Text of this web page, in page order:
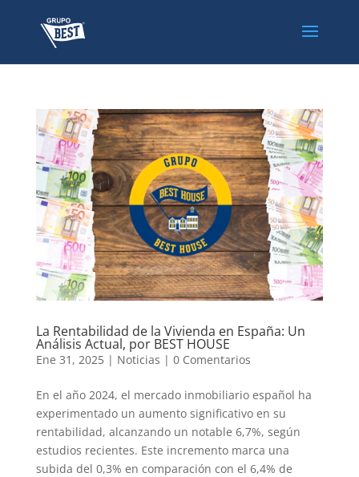
La Rentabilidad de la Vivienda en España: Un
Análisis Actual, por BEST HOUSE
Ene 31, 2025| Noticias | 0 Comentarios
En el año 2024, el mercado inmobiliario español ha
experimentado un aumento significativo en su
rentabilidad, alcanzando un notable 6,7%, según
estudios recientes. Este incremento marca una
subida del 0,3% en comparación con el 6,4% de